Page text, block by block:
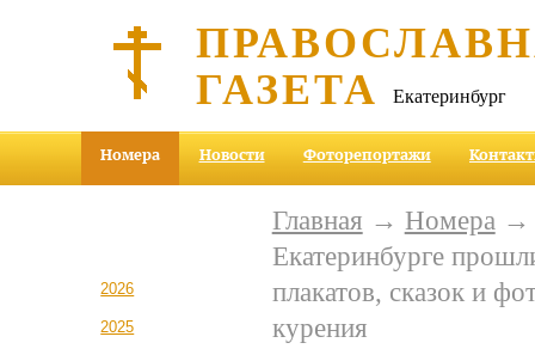
ГАЗЕТА Екатеринбург
Номера Новости Фоторепортажи
2026
2025
Главная → Номера
Екатеринбурге
плакатов, сказок и
курения